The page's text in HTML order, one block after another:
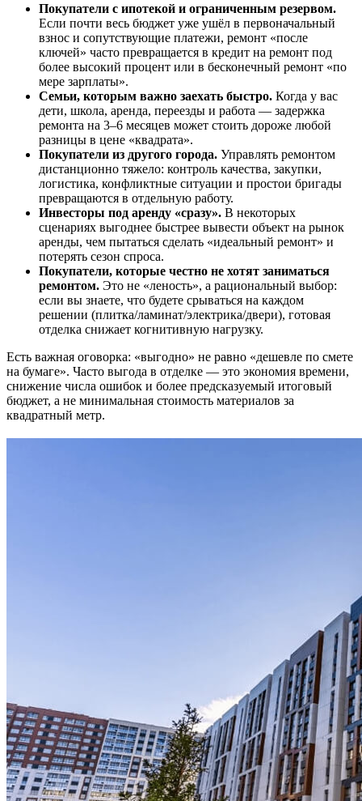
Покупатели с ипотекой и ограниченным резервом.
Если почти весь бюджет уже ушёл в первоначальный
взнос и сопутствующие платежи, ремонт «после
ключей» часто превращается в кредит на ремонт под
более высокий процент или в бесконечный ремонт «по
мере зарплаты».
Семьи, которым важно заехать быстро. Когда у вас
дети, школа, аренда, переезды и работа — задержка
ремонта на 3–6 месяцев может стоить дороже любой
разницы в цене «квадрата».
Покупатели из другого города. Управлять ремонтом
дистанционно тяжело: контроль качества, закупки,
логистика, конфликтные ситуации и простои бригады
превращаются в отдельную работу.
Инвесторы под аренду «сразу». В некоторых
сценариях выгоднее быстрее вывести объект на рынок
аренды, чем пытаться сделать «идеальный ремонт» и
потерять сезон спроса.
Покупатели, которые честно не хотят заниматься
ремонтом. Это не «леность», а рациональный выбор:
если вы знаете, что будете срываться на каждом
решении (плитка/ламинат/электрика/двери), готовая
отделка снижает когнитивную нагрузку.
Есть важная оговорка: «выгодно» не равно «дешевле по смете
на бумаге». Часто выгода в отделке — это экономия времени,
снижение числа ошибок и более предсказуемый итоговый
бюджет, а не минимальная стоимость материалов за
квадратный метр.